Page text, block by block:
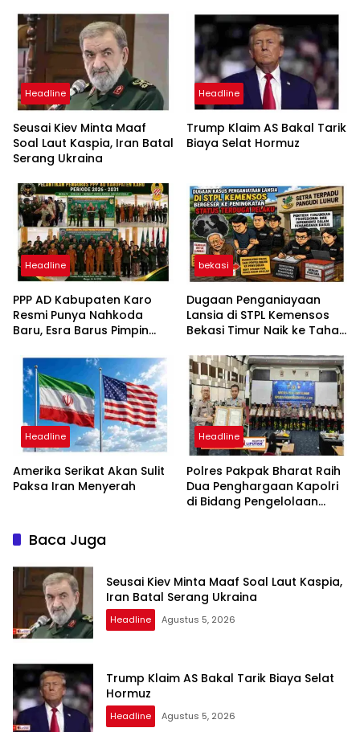
Headline
Seusai Kiev Minta Maaf
Soal Laut Kaspia, Iran Batal
Serang Ukraina
Headline
Trump Klaim AS Bakal Tarik
Biaya Selat Hormuz
Headline
PPP AD Kabupaten Karo
Resmi Punya Nahkoda
Baru, Esra Barus Pimpin
bekasi
Dugaan Penganiayaan
Lansia di STPL Kemensos
Bekasi Timur Naik ke Tahap
Minta Proses Transparan
dan Bebas Intervensi
Headline
Amerika Serikat Akan Sulit
Paksa Iran Menyerah
Headline
Polres Pakpak Bharat Raih
Dua Penghargaan Kapolri
di Bidang Pengelolaan
Baca Juga
Seusai Kiev Minta Maaf Soal Laut Kaspia,
Iran Batal Serang Ukraina
Headline Agustus 5, 2026
Trump Klaim AS Bakal Tarik Biaya Selat
Hormuz
Headline Agustus 5, 2026